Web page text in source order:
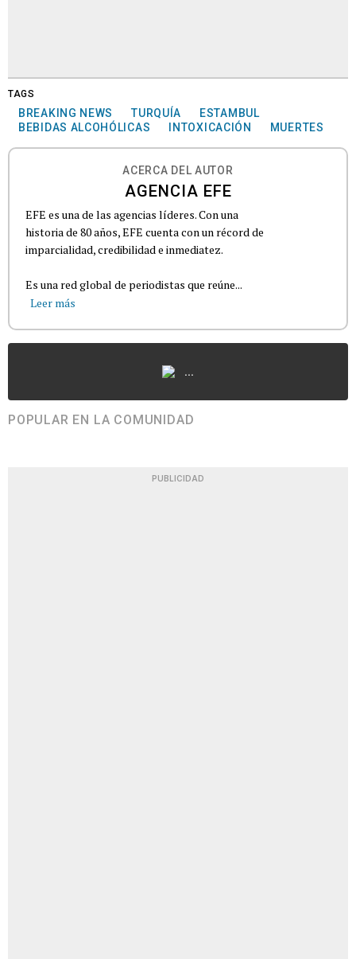
TAGS
BREAKING NEWS TURQUÍA
ESTAMBUL
BEBIDAS ALCOHÓLICAS
INTOXICACIÓN MUERTES
ACERCA DEL AUTOR
AGENCIA EFE
EFE es una de las agencias líderes. Con una
historia de 80 años, EFE cuenta con un récord de
imparcialidad, credibilidad e inmediatez.
Es una red global de periodistas que reúne...
Leer más
...
POPULAR EN LA COMUNIDAD
PUBLICIDAD